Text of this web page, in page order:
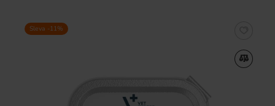
Sleva -11%